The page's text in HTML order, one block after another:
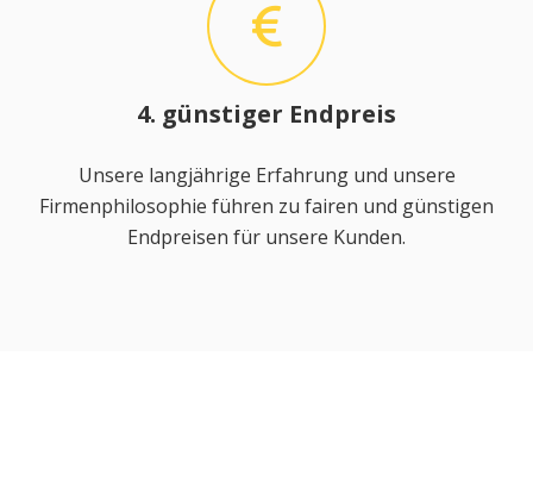
4. günstiger Endpreis
Unsere langjährige Erfahrung und unsere
Firmenphilosophie führen zu fairen und günstigen
Endpreisen für unsere Kunden.